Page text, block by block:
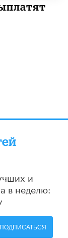
и
в неделю:
ПОДПИСАТЬСЯ